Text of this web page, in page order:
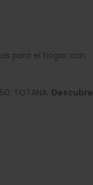
para el hogar con
TOTANA. Descubre